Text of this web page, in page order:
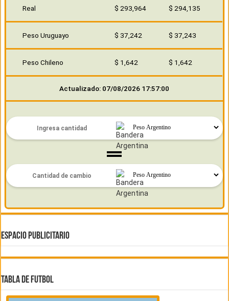
Real $ 293,964 $ 294,135
Peso Uruguayo $ 37,242 $ 37,243
Peso Chileno $ 1,642 $ 1,642
Actualizado: 07/08/2026 17:57:00
ESPACIO PUBLICITARIO
TABLA DE FUTBOL